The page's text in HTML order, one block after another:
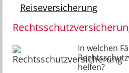
Reiseversicherung
In welchen
helfen?